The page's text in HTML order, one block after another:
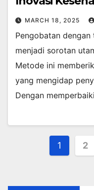
MARCH 18, 2025
Pengobatan
menjadi sorotan
Metode ini
yang mengidap
Dengan
Posts
1 2